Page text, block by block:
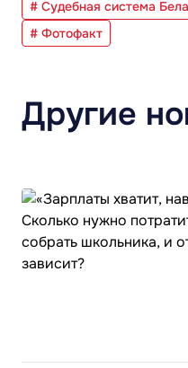
# Судебная система
# Фотофакт
Другие